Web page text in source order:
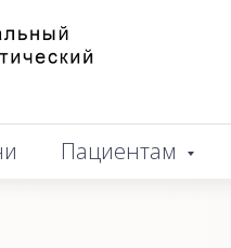
Пациентам